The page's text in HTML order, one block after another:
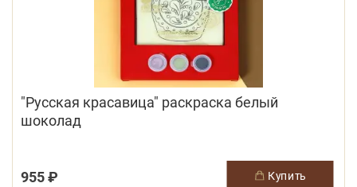
"Русская красавица" раскраска белый
шоколад
955 ₽ купить